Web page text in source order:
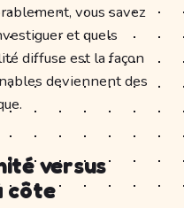
vous savez
et quels
diffuse est la façon
deviennent des
versus
côte